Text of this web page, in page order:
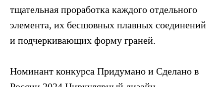
тщательная проработка каждого отдельного
элемента, их бесшовных плавных соединений
и подчеркивающих форму граней.
Номинант конкурса Придумано и Сделано в